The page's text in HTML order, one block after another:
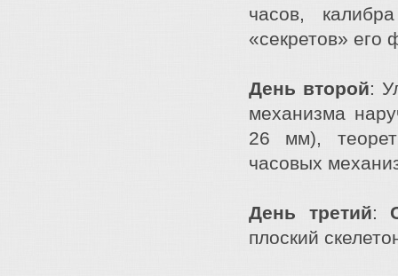
часов,
«секретов» его
День второй:
механизма
26 мм),
часовых
День третий:
плоский